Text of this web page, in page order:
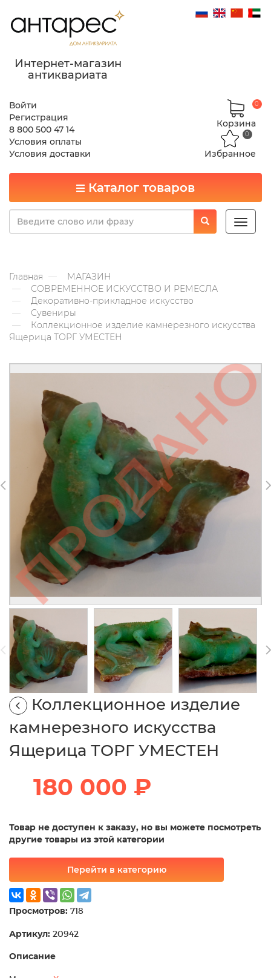
Интернет-магазин
антиквариата
Войти
Регистрация
8 800 500 47 14
Условия оплаты
Условия доставки
Корзина
0
Избранное
0
Каталог товаров
Toggle
Главная
МАГАЗИН
СОВРЕМЕННОЕ ИСКУССТВО И РЕМЕСЛА
Декоративно-прикладное искусство
Сувениры
Коллекционное изделие камнерезного искусства
Ящерица ТОРГ УМЕСТЕН
Коллекционное изделие
камнерезного искусства
Ящерица ТОРГ УМЕСТЕН
180 000 ₽
Товар не доступен к заказу, но вы можете посмотреть
другие товары из этой категории
Перейти в категорию
Просмотров: 718
Артикул: 20942
Описание